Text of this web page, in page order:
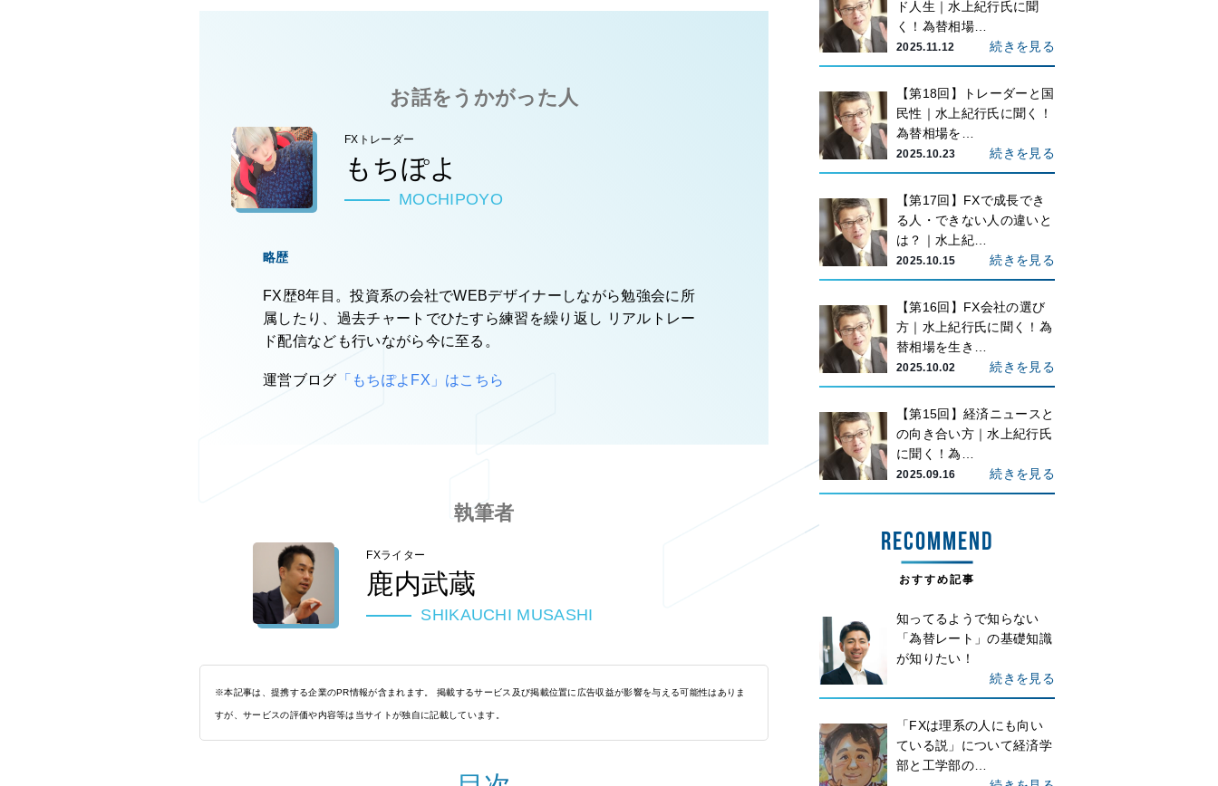
お話をうかがった人
FXトレーダー
もちぽよ
MOCHIPOYO
略歴
FX歴8年目。投資系の会社でWEBデザイナーしながら勉強会に所
属したり、過去チャートでひたすら練習を繰り返し リアルトレー
ド配信なども行いながら今に至る。
運営ブログ 「もちぽよFX」はこちら
執筆者
FXライター
鹿内武蔵
SHIKAUCHI MUSASHI
※本記事は、提携する企業のPR情報が含まれます。 掲載するサービス及び掲載位置に広告収益が影響を与える可能性はありま
すが、サービスの評価や内容等は当サイトが独自に記載しています。
ド人生｜水上紀行氏に聞
く！為替相場…
2025.11.12 続きを見る
【第18回】トレーダーと国
民性｜水上紀行氏に聞く！
為替相場を…
2025.10.23 続きを見る
【第17回】FXで成長でき
る人・できない人の違いと
は？｜水上紀…
2025.10.15 続きを見る
【第16回】FX会社の選び
方｜水上紀行氏に聞く！為
替相場を生き…
2025.10.02 続きを見る
【第15回】経済ニュースと
の向き合い方｜水上紀行氏
に聞く！為…
2025.09.16 続きを見る
RECOMMEND
おすすめ記事
知ってるようで知らない
「為替レート」の基礎知識
が知りたい！
続きを見る
「FXは理系の人にも向い
ている説」について経済学
部と工学部の…